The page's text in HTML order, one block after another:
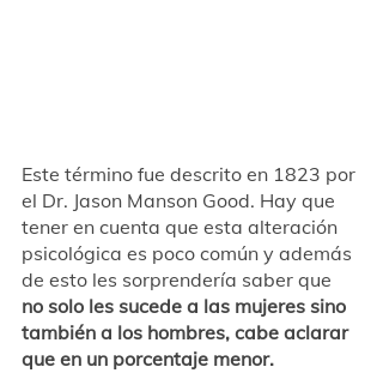
Este término fue descrito en 1823 por
el Dr. Jason Manson Good. Hay que
tener en cuenta que esta alteración
psicológica es poco común y además
de esto les sorprendería saber que
no solo les sucede a las mujeres sino
también a los hombres, cabe aclarar
que en un porcentaje menor.